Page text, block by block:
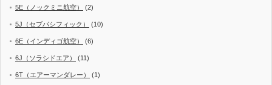
5E（ノックミニ航空） (2)
5J（セブパシフィック） (10)
6E（インディゴ航空） (6)
6J（ソラシドエア） (11)
6T（エアーマンダレー） (1)